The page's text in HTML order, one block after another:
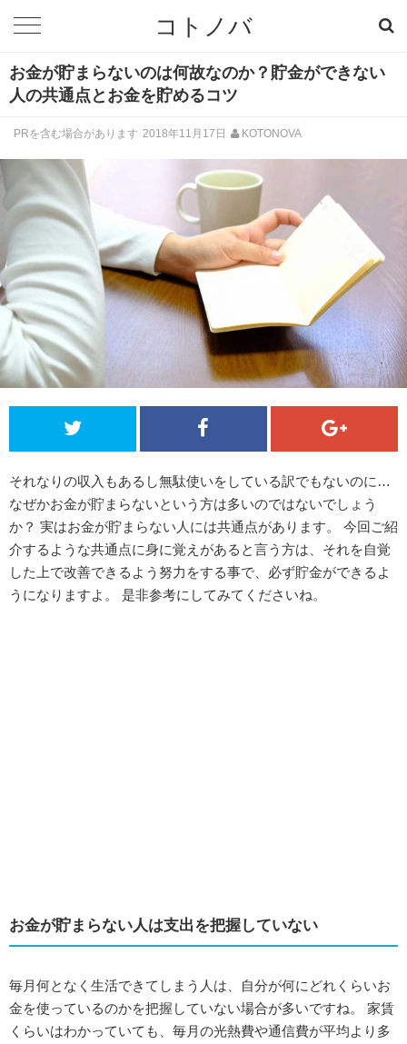
コトノバ
お金が貯まらないのは何故なのか？貯金ができない
人の共通点とお金を貯めるコツ
PRを含む場合があります 2018年11月17日 KOTONOVA
それなりの収入もあるし無駄使いをしている訳でもないのに…
なぜかお金が貯まらないという方は多いのではないでしょう
か？ 実はお金が貯まらない人には共通点があります。 今回ご紹
介するような共通点に身に覚えがあると言う方は、それを自覚
した上で改善できるよう努力をする事で、必ず貯金ができるよ
うになりますよ。 是非参考にしてみてくださいね。
お金が貯まらない人は支出を把握していない
毎月何となく生活できてしまう人は、自分が何にどれくらいお
金を使っているのかを把握していない場合が多いですね。 家賃
くらいはわかっていても、毎月の光熱費や通信費が平均より多